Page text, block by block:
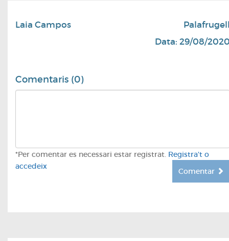
Laia Campos
Data: 29/08/
Comentaris (0)
*Per comentar es necessari estar registrat. Registra't o
accedeix
Comentar